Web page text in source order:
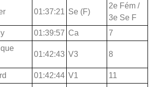
01:37:21 Se (F)
2e Fém /
3e Se F
01:39:57 Ca 7
01:42:43 V3 8
01:42:44 V1
11